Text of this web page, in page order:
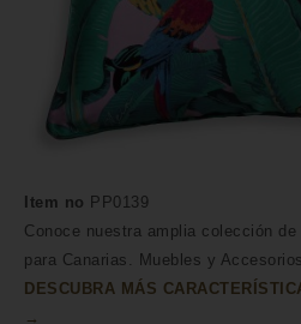
Item no PP0139
Conoce nuestra amplia colección
para Canarias. Muebles y
DESCUBRA MÁS
→